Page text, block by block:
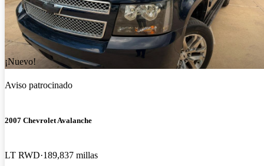
¡Nuevo!
Aviso patrocinado
2007 Chevrolet Avalanche
LT RWD 189,837 millas